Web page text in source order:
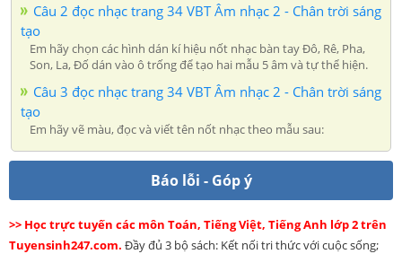
Câu 2 đọc nhạc trang 34 VBT Âm nhạc 2 - Chân trời sáng
tạo
Em hãy chọn các hình dán kí hiệu nốt nhạc bàn tay Đô, Rê, Pha,
Son, La, Đố dán vào ô trống để tạo hai mẫu 5 âm và tự thể hiện.
Câu 3 đọc nhạc trang 34 VBT Âm nhạc 2 - Chân trời sáng
tạo
Em hãy vẽ màu, đọc và viết tên nốt nhạc theo mẫu sau:
Báo lỗi - Góp ý
>> Học trực tuyến các môn Toán, Tiếng Việt, Tiếng Anh lớp 2 trên
Tuyensinh247.com. Đầy đủ 3 bộ sách: Kết nối tri thức với cuộc sống;